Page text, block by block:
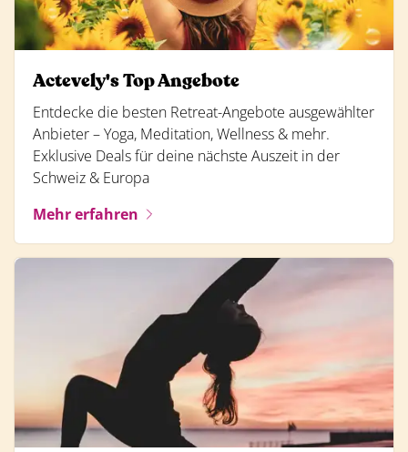
Actevely's Top Angebote
Entdecke die besten Retreat-Angebote ausgewählter
Anbieter – Yoga, Meditation, Wellness & mehr.
Exklusive Deals für deine nächste Auszeit in der
Schweiz & Europa
Mehr erfahren